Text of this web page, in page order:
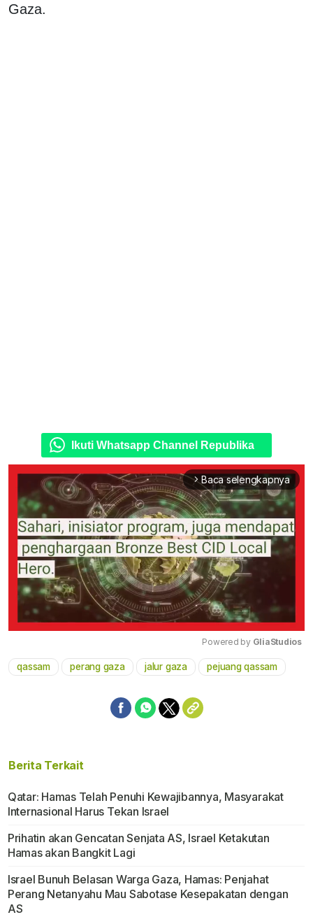
Gaza.
Ikuti Whatsapp Channel Republika
arrow_forward_ios Baca selengkapnya
Mute
Powered by GliaStudios
qassam perang gaza jalur gaza pejuang qassam
Berita Terkait
Qatar: Hamas Telah Penuhi Kewajibannya, Masyarakat
Internasional Harus Tekan Israel
Prihatin akan Gencatan Senjata AS, Israel Ketakutan
Hamas akan Bangkit Lagi
Israel Bunuh Belasan Warga Gaza, Hamas: Penjahat
Perang Netanyahu Mau Sabotase Kesepakatan dengan
AS